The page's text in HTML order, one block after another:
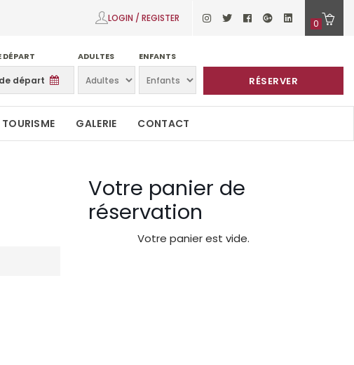
LOGIN / REGISTER 0
DÉPART ADULTES ENFANTS
RÉSERVER
TOURISME GALERIE CONTACT
Votre panier de
réservation
Votre panier est vide.